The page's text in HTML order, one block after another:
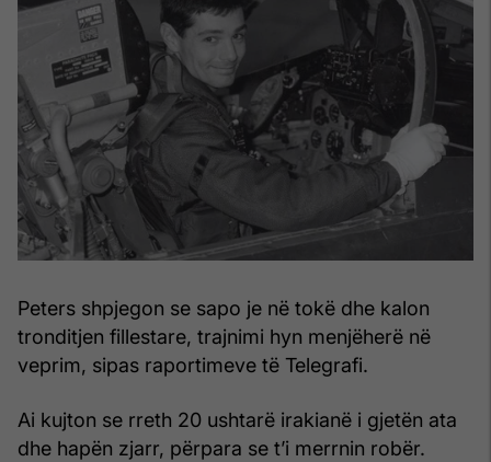
Peters shpjegon se sapo je në tokë dhe kalon
tronditjen fillestare, trajnimi hyn menjëherë në
veprim, sipas raportimeve të Telegrafi.
Ai kujton se rreth 20 ushtarë irakianë i gjetën ata
dhe hapën zjarr, përpara se t’i merrnin robër.